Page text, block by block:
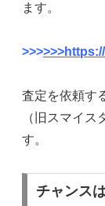
ます。
>>>
査定を依頼す
（旧スマイ
す。
チャンス